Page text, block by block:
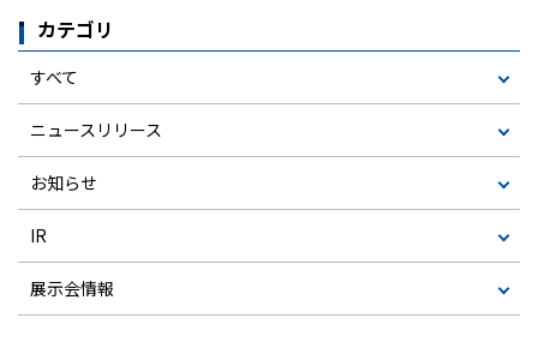
カテゴリ
すべて
ニュースリリース
お知らせ
IR
展示会情報